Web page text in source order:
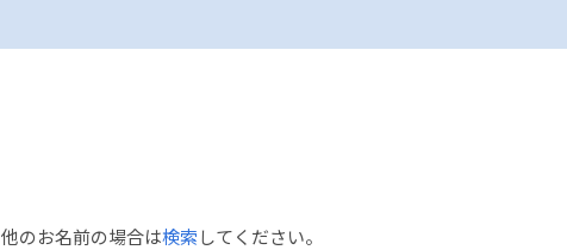
他のお名前の場合は検索してください。